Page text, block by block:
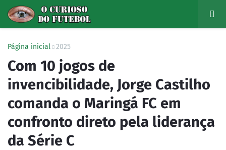
Página inicial 2025
Com 10 jogos de
invencibilidade, Jorge Castilho
comanda o Maringá FC em
confronto direto pela liderança
da Série C